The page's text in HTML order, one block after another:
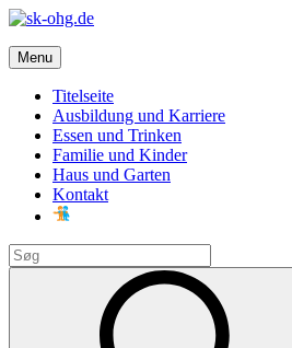
Skip
content
sk-ohg.de
Die besten Neuigkeiten
Menu
Titelseite
Ausbildung und Karriere
Essen und Trinken
Familie und Kinder
Haus und Garten
Kontakt
Search
for: